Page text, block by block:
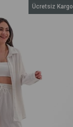
Ücretsiz Kargo